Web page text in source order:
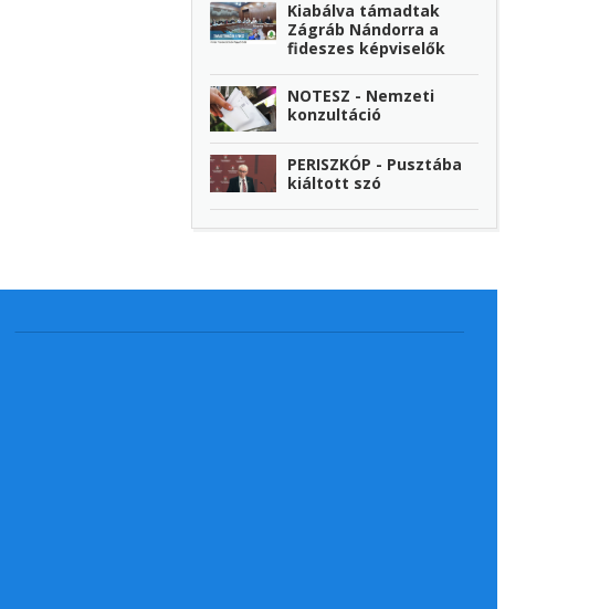
Kiabálva támadtak
Zágráb Nándorra a
fideszes képviselők
NOTESZ - Nemzeti
konzultáció
PERISZKÓP - Pusztába
kiáltott szó